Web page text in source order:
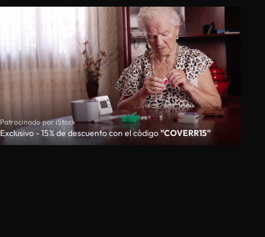
Patrocinado por iStock
Exclusivo - 15% de descuento con el código"COVERR15"